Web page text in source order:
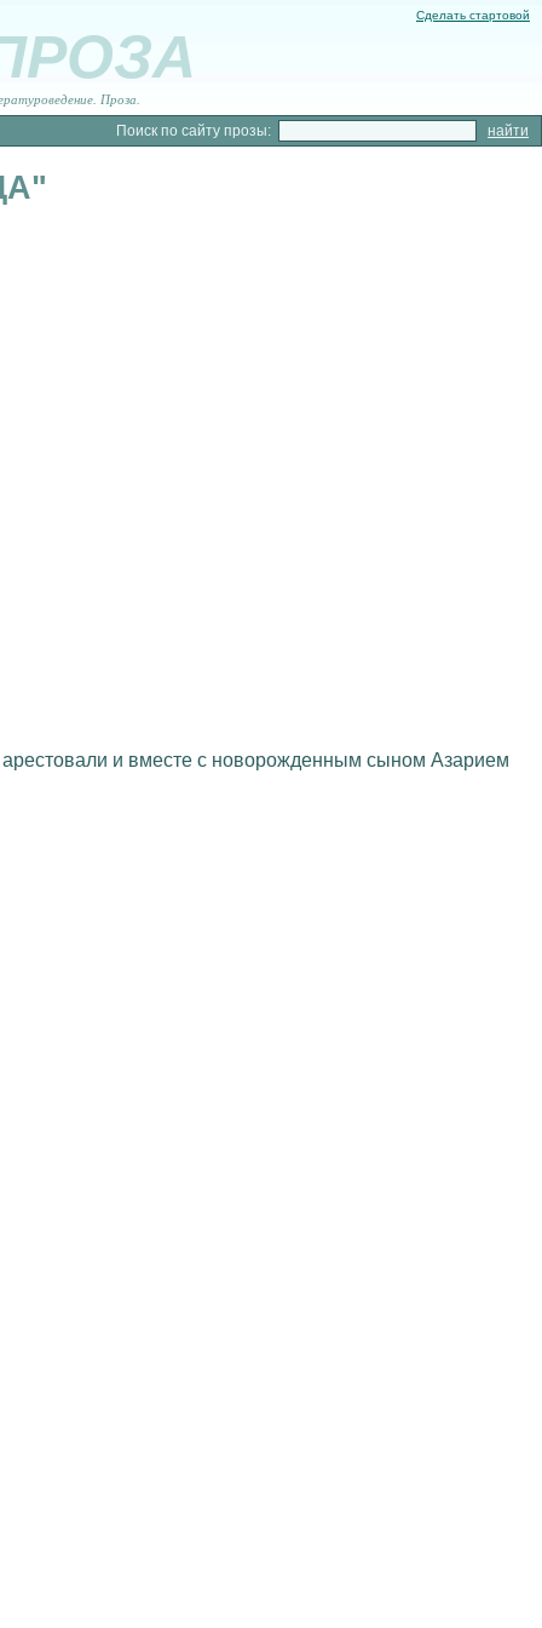
Сделать стартовой
Проза.
Поиск по сайту прозы:
и вместе с новорожденным сыном Азарием